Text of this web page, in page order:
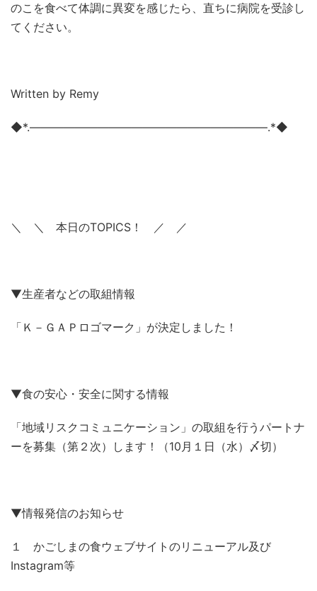
のこを食べて体調に異変を感じたら、直ちに病院を受診し
てください。
Written by Remy
◆*.―――――――――――――――――――――.*◆
＼ ＼ 本日のTOPICS！ ／ ／
▼生産者などの取組情報
「Ｋ－ＧＡＰロゴマーク」が決定しました！
▼食の安心・安全に関する情報
「地域リスクコミュニケーション」の取組を行うパートナ
ーを募集（第２次）します！（10月１日（水）〆切）
▼情報発信のお知らせ
１ かごしまの食ウェブサイトのリニューアル及び
Instagram等